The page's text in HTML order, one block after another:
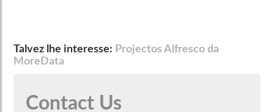
Talvez lhe interesse: Projectos Alfresco da
MoreData
Contact Us